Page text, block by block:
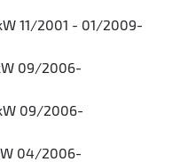
11/2001 - 01/2009-
09/2006-
09/2006-
04/2006-